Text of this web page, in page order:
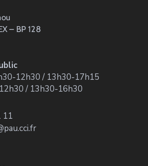
– BP 128
12h30 / 13h30-17h15
/ 13h30-16h30
11